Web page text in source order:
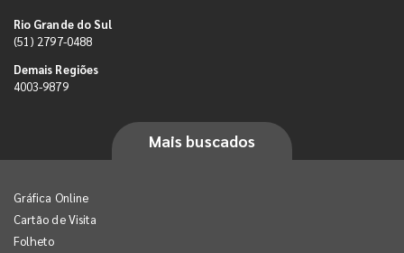
Rio Grande do Sul
(51) 2797-0488
Demais Regiões
4003-9879
Mais buscados
Gráfica Online
Cartão de Visita
Folheto